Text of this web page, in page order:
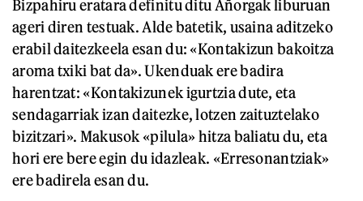
Bizpahiru eratara definitu ditu Añorgak liburuan
ageri diren testuak. Alde batetik, usaina aditzeko
erabil daitezkeela esan du: «Kontakizun bakoitza
aroma txiki bat da». Ukenduak ere badira
harentzat: «Kontakizunek igurtzia dute, eta
sendagarriak izan daitezke, lotzen zaituztelako
bizitzari». Makusok «pilula» hitza baliatu du, eta
hori ere bere egin du idazleak. «Erresonantziak»
ere badirela esan du.